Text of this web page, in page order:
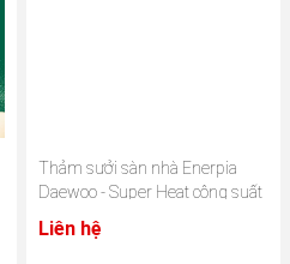
Thảm sưởi sàn nhà Enerpia
Daewoo - Super Heat công suất
200W/m2
Liên hệ